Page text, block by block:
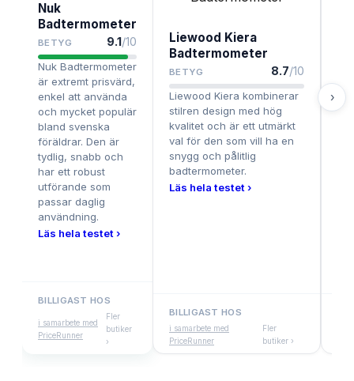
Nuk
Badtermometer
BETYG 9.1/10
Nuk Badtermometer
är extremt prisvärd,
enkel att använda
och mycket populär
bland svenska
föräldrar. Den är
tydlig, snabb och
har ett robust
utförande som
passar daglig
användning.
Läs hela testet ›
BILLIGAST HOS
i samarbete med
PriceRunner
Fler
butiker
›
Liewood Kiera
Badtermometer
BETYG 8.7/10
Liewood Kiera kombinerar
stilren design med hög
kvalitet och är ett utmärkt
val för den som vill ha en
snygg och pålitlig
badtermometer.
Läs hela testet ›
BILLIGAST HOS
i samarbete med
PriceRunner
Fler
butiker ›
›